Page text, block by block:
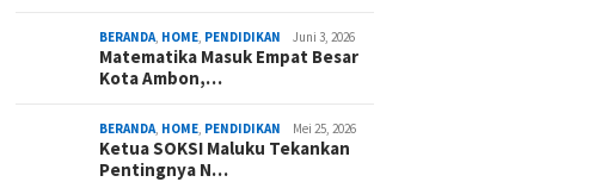
BERANDA HOME PENDIDIKAN Juni 3, 2026
Matematika Masuk Empat Besar
Kota Ambon,…
BERANDA HOME PENDIDIKAN Mei 25, 2026
Ketua SOKSI Maluku Tekankan
Pentingnya N…